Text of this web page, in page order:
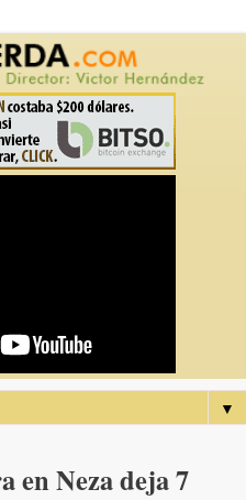
▼
en Neza deja 7